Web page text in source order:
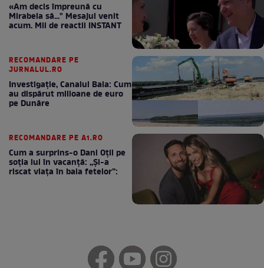
«Am decis împreună cu
Mirabela să..." Mesajul venit
acum. Mii de reactii INSTANT
RECOMANDARE PE
JURNALUL.RO
Investigație, Canalul Bala: Cum
au dispărut milioane de euro
pe Dunăre
RECOMANDARE PE A1.RO
Cum a surprins-o Dani Oțil pe
soția lui în vacanță: „Și-a
riscat viața în baia fetelor”: